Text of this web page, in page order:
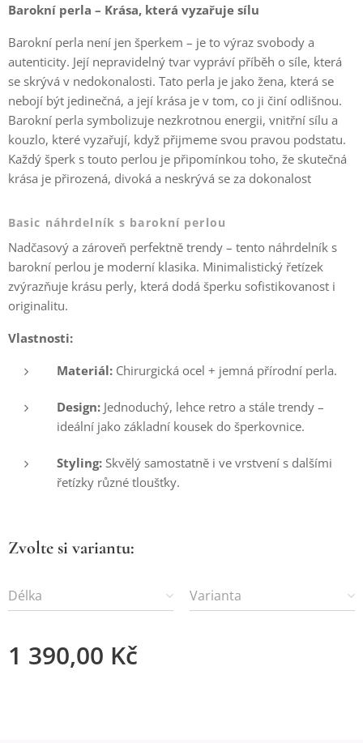
Barokní perla – Krása, která vyzařuje sílu
Barokní perla není jen šperkem – je to výraz svobody a
autenticity. Její nepravidelný tvar vypráví příběh o síle, která
se skrývá v nedokonalosti. Tato perla je jako žena, která se
nebojí být jedinečná, a její krása je v tom, co ji činí odlišnou.
Barokní perla symbolizuje nezkrotnou energii, vnitřní sílu a
kouzlo, které vyzařují, když přijmeme svou pravou podstatu.
Každý šperk s touto perlou je připomínkou toho, že skutečná
krása je přirozená, divoká a neskrývá se za dokonalost
Basic náhrdelník s barokní perlou
Nadčasový a zároveň perfektně trendy – tento náhrdelník s
barokní perlou je moderní klasika. Minimalistický řetízek
zvýrazňuje krásu perly, která dodá šperku sofistikovanost i
originalitu.
Vlastnosti:
Materiál: Chirurgická ocel + jemná přírodní perla.
Design: Jednoduchý, lehce retro a stále trendy –
ideální jako základní kousek do šperkovnice.
Styling: Skvělý samostatně i ve vrstvení s dalšími
řetízky různé tloušťky.
Zvolte si variantu:
Délka Varianta
1 390,00 Kč